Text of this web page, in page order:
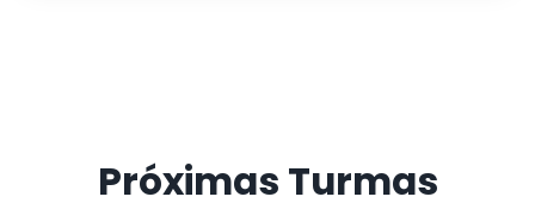
Próximas Turmas